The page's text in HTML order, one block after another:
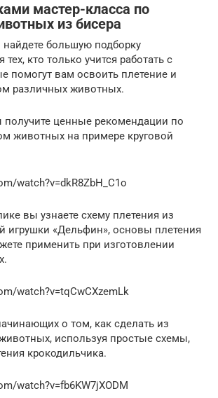
мастер-класса по
из бисера
большую подборку
кто только учится работать с
помогут вам освоить плетение и
различных животных.
ценные рекомендации по
животных на примере круговой
watch?v=dkR8ZbH_C1o
вы узнаете схему плетения из
игрушки «Дельфин», основы плетения
применить при изготовлении
watch?v=tqCwCXzemLk
о том, как сделать из
используя простые схемы,
крокодильчика.
watch?v=fb6KW7jXODM